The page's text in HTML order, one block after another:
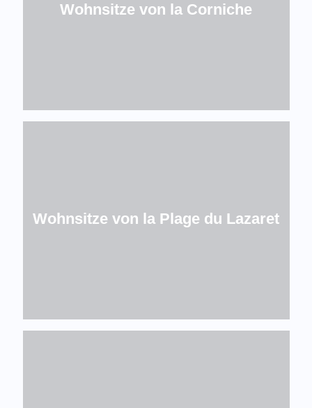
Wohnsitze von la Corniche
Wohnsitze von la Plage du Lazaret